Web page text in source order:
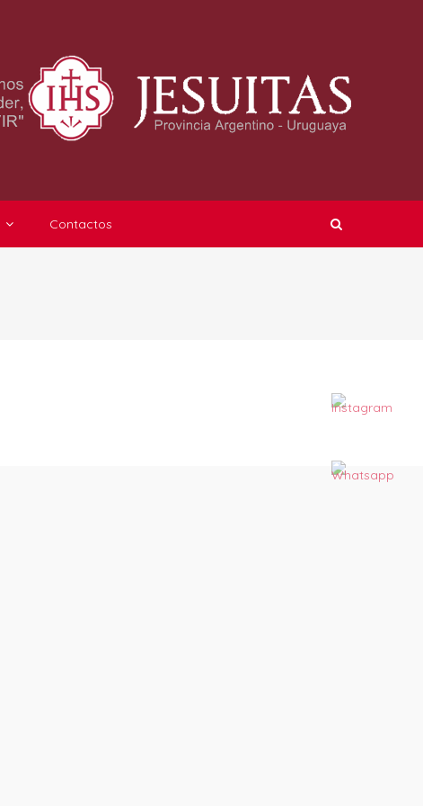
Contactos